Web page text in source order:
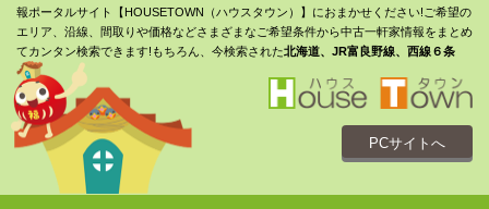
報ポータルサイト【HOUSETOWN（ハウスタウン）】におまかせください!ご希望の
エリア、沿線、間取りや価格などさまざまなご希望条件から中古一軒家情報をまとめ
てカンタン検索できます!もちろん、今検索された北海道、JR富良野線、西線６条
PCサイトへ